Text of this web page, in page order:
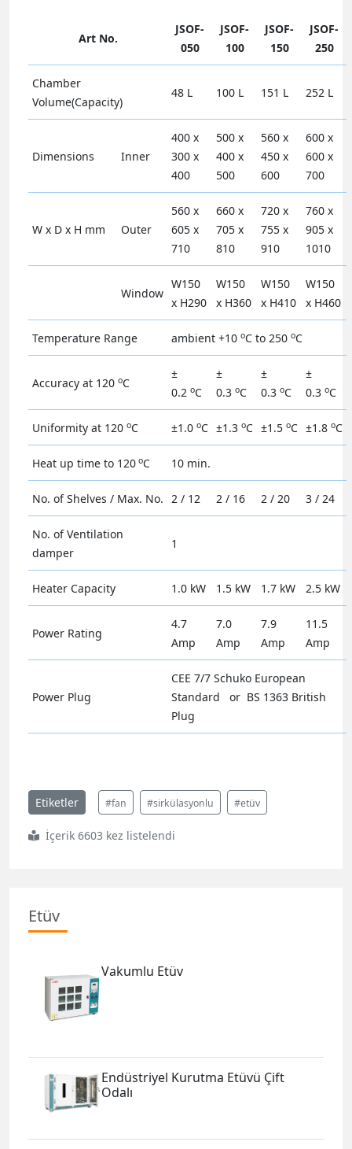
Art No.
JSOF-
050
JSOF-
100
JSOF-
150
JSOF-
250
Chamber
Volume(Capacity)
48 L 100 L 151 L 252 L
Dimensions Inner
400 x
300 x
400
500 x
400 x
500
560 x
450 x
600
600 x
600 x
700
W x D x H mm Outer
560 x
605 x
710
660 x
705 x
810
720 x
755 x
910
760 x
905 x
1010
Window
W150
x H290
W150
x H360
W150
x H410
W150
x H460
Temperature Range ambient +10 oC to 250 oC
Accuracy at 120 oC
±
0.2 oC
±
0.3 oC
±
0.3 oC
±
0.3 oC
Uniformity at 120 oC ±1.0 oC ±1.3 oC ±1.5 oC ±1.8 oC
Heat up time to 120 oC 10 min.
No. of Shelves / Max. No. 2 / 12 2 / 16 2 / 20 3 / 24
No. of Ventilation
damper
1
Heater Capacity 1.0 kW 1.5 kW 1.7 kW 2.5 kW
Power Rating
4.7
Amp
7.0
Amp
7.9
Amp
11.5
Amp
Power Plug
CEE 7/7 Schuko European
Standard or BS 1363 British
Plug
Etiketler #fan #sirkülasyonlu #etüv
İçerik 6603 kez listelendi
Etüv
Vakumlu Etüv
Endüstriyel Kurutma Etüvü Çift
Odalı